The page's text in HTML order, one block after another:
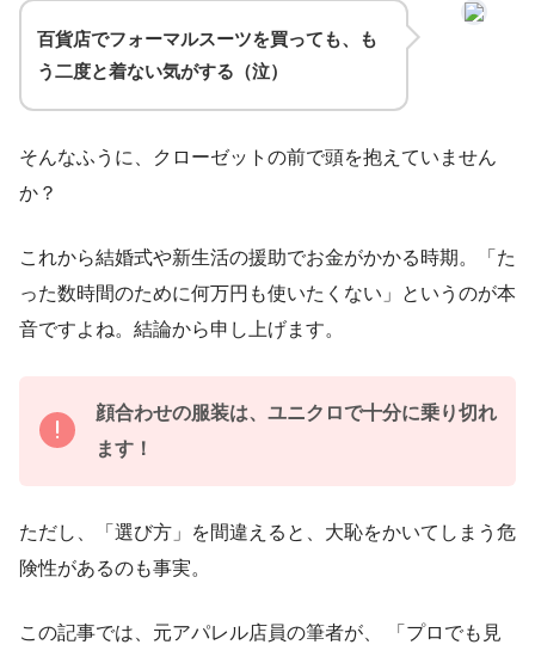
百貨店でフォーマルスーツを買っても、も
う二度と着ない気がする（泣）
そんなふうに、クローゼットの前で頭を抱えていません
か？
これから結婚式や新生活の援助でお金がかかる時期。「た
った数時間のために何万円も使いたくない」というのが本
音ですよね。結論から申し上げます。
顔合わせの服装は、ユニクロで十分に乗り切れ
ます！
ただし、「選び方」を間違えると、大恥をかいてしまう危
険性があるのも事実。
この記事では、元アパレル店員の筆者が、 「プロでも見